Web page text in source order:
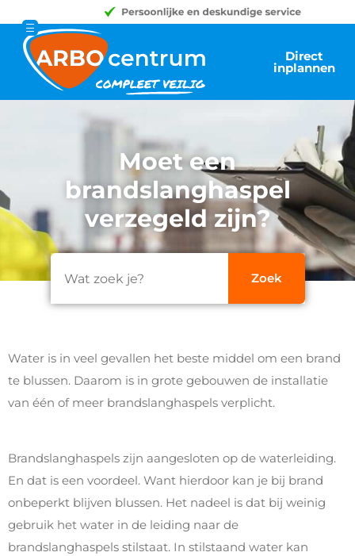
Direct
inplannen
Moet een
brandslanghaspel
verzegeld zijn?
Water is in veel gevallen het beste middel om een brand
te blussen. Daarom is in grote gebouwen de installatie
van één of meer brandslanghaspels verplicht.
Brandslanghaspels zijn aangesloten op de waterleiding.
En dat is een voordeel. Want hierdoor kan je bij brand
onbeperkt blijven blussen. Het nadeel is dat bij weinig
gebruik het water in de leiding naar de
brandslanghaspels stilstaat. In stilstaand water kan